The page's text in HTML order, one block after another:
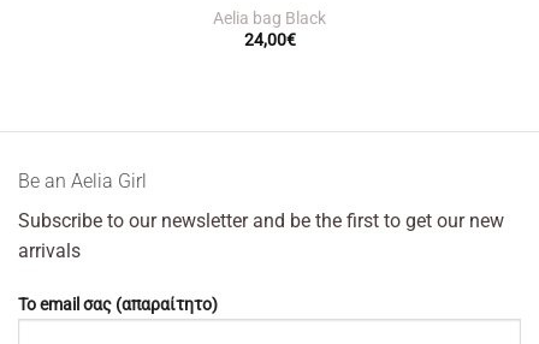
OUT OF STOCK
Aelia bag Black
24,00€
Βe an Αelia Girl
Subscribe to our newsletter and be the first to get our new
arrivals
Το email σας (απαραίτητο)